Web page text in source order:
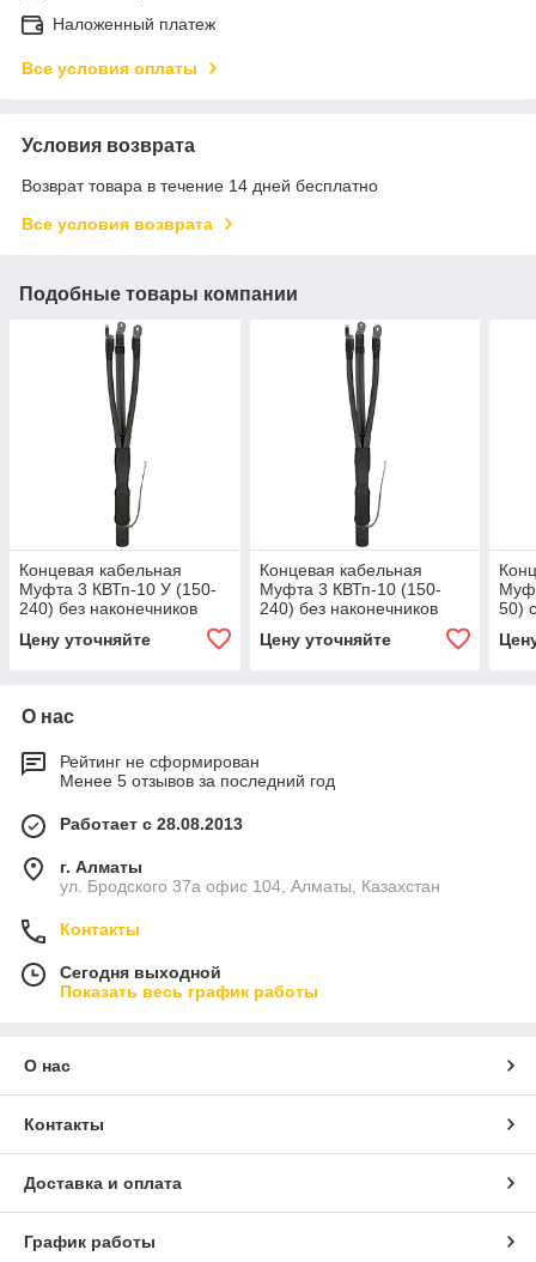
Наложенный платеж
Все условия оплаты
Условия возврата
Возврат товара в течение 14 дней бесплатно
Все условия возврата
Подобные товары компании
Концевая кабельная
Муфта 3 КВТп-10 У (150-
240) без наконечников
Цену уточняйте
Концевая кабельная
Муфта 3 КВТп-10 (150-
240) без наконечников
Цену уточняйте
50)
О нас
Рейтинг не сформирован
Менее 5 отзывов за последний год
Работает с 28.08.2013
г. Алматы
ул. Бродского 37а офис 104, Алматы, Казахстан
Контакты
Сегодня выходной
Показать весь график работы
О нас
Контакты
Доставка и оплата
График работы